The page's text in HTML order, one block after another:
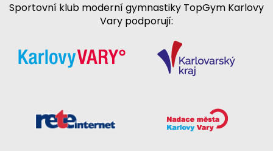
Sportovní klub moderní gymnastiky TopGym Karlovy
Vary podporují: